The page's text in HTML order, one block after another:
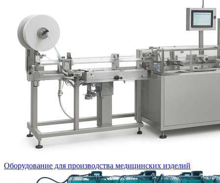
Оборудование для производства медицинских изделий